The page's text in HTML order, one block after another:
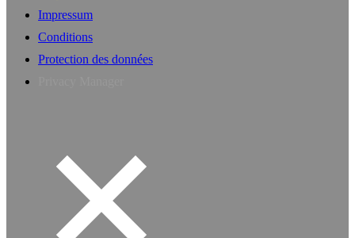
Impressum
Conditions
Protection des données